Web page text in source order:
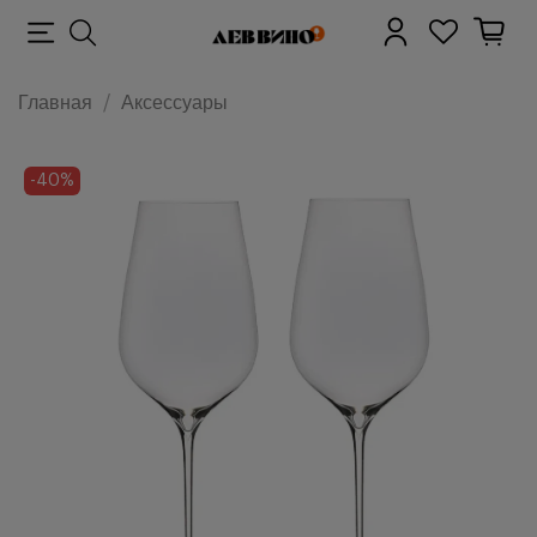
Главная Аксессуары
-40%